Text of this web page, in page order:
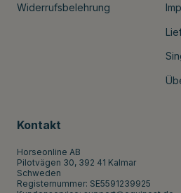
Widerrufsbelehrung
Kontakt
Horseonline AB
Pilotvägen 30, 392 41 Kalmar
Schweden
Registernummer: SE5591239925